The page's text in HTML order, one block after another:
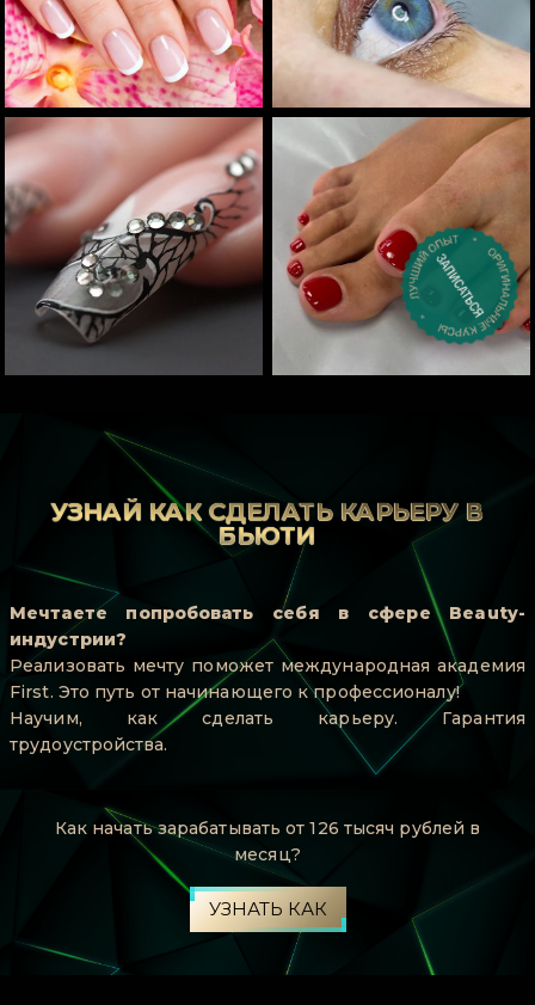
УЗНАЙ КАК СДЕЛАТЬ КАРЬЕРУ В
БЬЮТИ
Мечтаете попробовать себя в сфере Beauty-
индустрии?
Реализовать мечту поможет международная академия
First. Это путь от начинающего к профессионалу!
Научим, как сделать карьеру. Гарантия
трудоустройства.
Как начать зарабатывать от 126 тысяч рублей в
месяц?
УЗНАТЬ КАК